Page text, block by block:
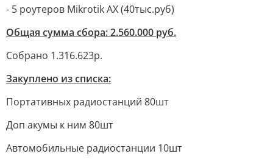
- 5 роутеров Mikrotik AX (40тыс.руб)
Общая сумма сбора: 2.560.000 руб.
Собрано 1.316.623р.
Закуплено из списка:
Портативных радиостанций 80шт
Доп акумы к ним 80шт
Автомобильные радиостанции 10шт